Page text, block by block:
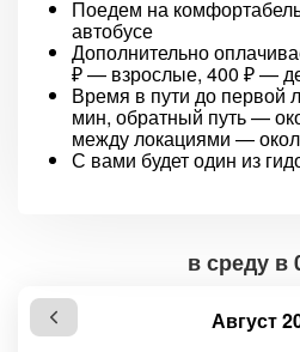
Поедем на
автобусе
Дополнительно
₽ — взрослые, 400 ₽ —
Время в пути до первой
мин, обратный путь —
между локациями —
С вами будет один из
в среду в
Август